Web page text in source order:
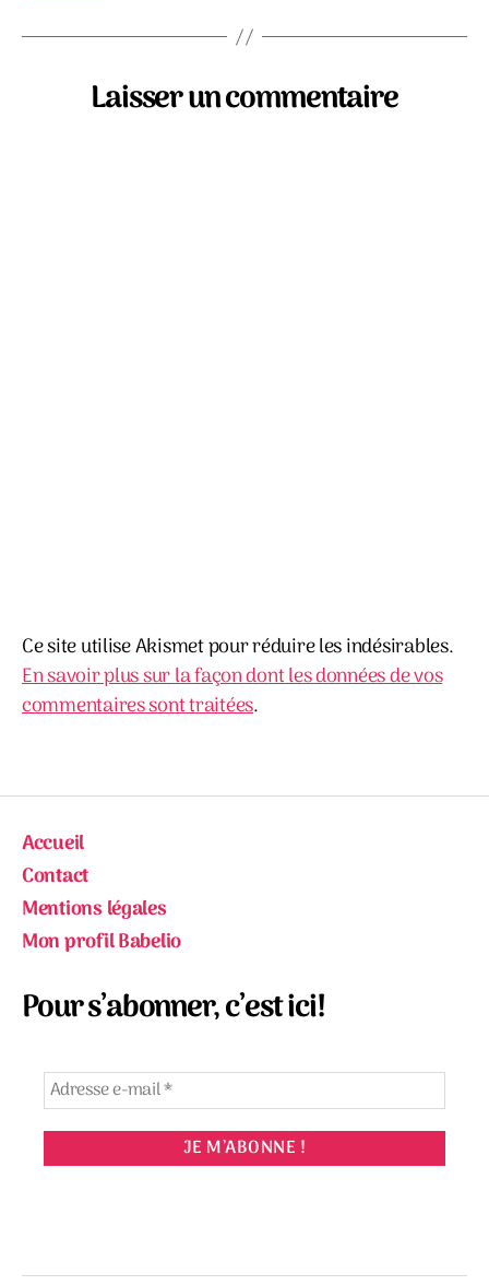
Laisser un commentaire
Ce site utilise Akismet pour réduire les indésirables.
En savoir plus sur la façon dont les données de vos
commentaires sont traitées.
Accueil
Contact
Mentions légales
Mon profil Babelio
Pour s’abonner, c’est ici!